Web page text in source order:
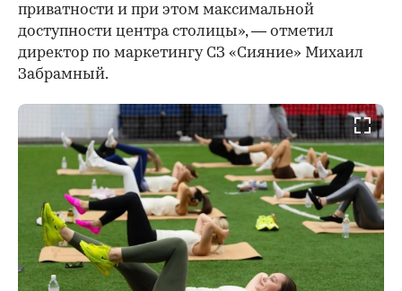
приватности и при этом максимальной
доступности центра столицы», — отметил
директор по маркетингу СЗ «Сияние» Михаил
Забрамный.